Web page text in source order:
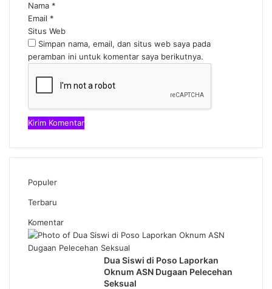
Nama *
Email *
Situs Web
Simpan nama, email, dan situs web saya pada
peramban ini untuk komentar saya berikutnya.
Populer
Terbaru
Komentar
Dua Siswi di Poso Laporkan
Oknum ASN Dugaan Pelecehan
Seksual